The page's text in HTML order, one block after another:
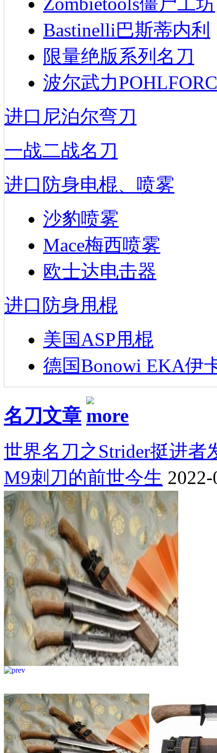
Bastinelli巴斯蒂内利
限量绝版系列名刀
波尔武力
进口尼泊尔弯刀
一战二战名刀
进口防身电棍、喷雾
沙豹喷雾
Mace梅西喷雾
欧士达电击器
进口防身甩棍
美国ASP甩棍
德国Bonowi EKA伊
名刀文章
世界名刀之Strider挺进者
M9刺刀的前世今生